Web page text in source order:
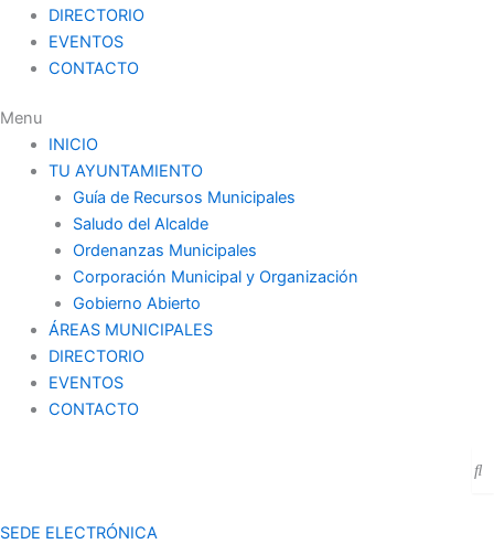
DIRECTORIO
EVENTOS
CONTACTO
Menu
INICIO
TU AYUNTAMIENTO
Guía de Recursos Municipales
Saludo del Alcalde
Ordenanzas Municipales
Corporación Municipal y Organización
Gobierno Abierto
ÁREAS MUNICIPALES
DIRECTORIO
EVENTOS
CONTACTO
SEDE ELECTRÓNICA